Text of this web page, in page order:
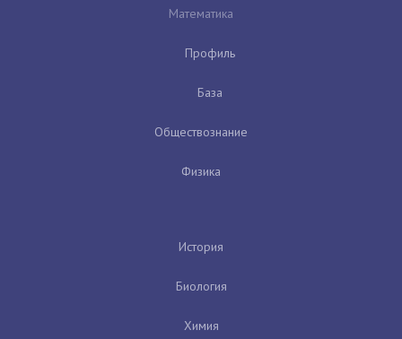
Математика
Профиль
База
Обществознание
Физика
История
Биология
Химия